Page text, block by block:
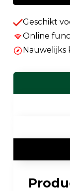
Geschikt
Online
Nauwelijks